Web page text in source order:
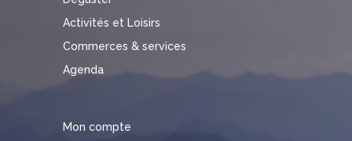
Activités et Loisirs
Commerces & services
Agenda
Mon compte